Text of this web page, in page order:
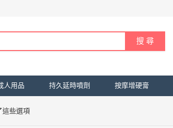
人用品 持久延時噴劑 按摩增硬膏
這些選項